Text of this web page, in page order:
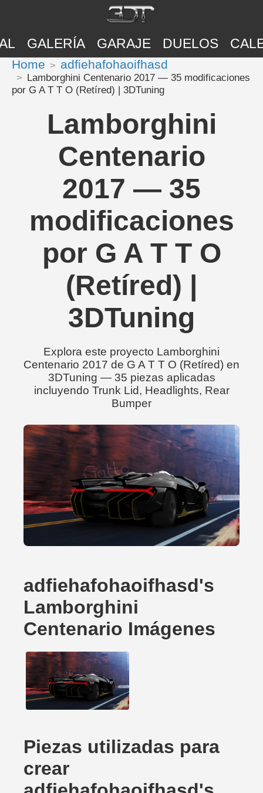
GALERÍA GARAJE DUELOS
Home adfiehafohaoifhasd
Lamborghini Centenario 2017 — 35 modificaciones
por G A T T O (Retíred) | 3DTuning
Lamborghini
Centenario
2017 — 35
modificaciones
por G A T T O
(Retíred) |
3DTuning
Explora este proyecto Lamborghini
Centenario 2017 de G A T T O (Retíred) en
3DTuning — 35 piezas aplicadas
incluyendo Trunk Lid, Headlights, Rear
Bumper
adfiehafohaoifhasd's
Lamborghini
Centenario Imágenes
Piezas utilizadas para
crear